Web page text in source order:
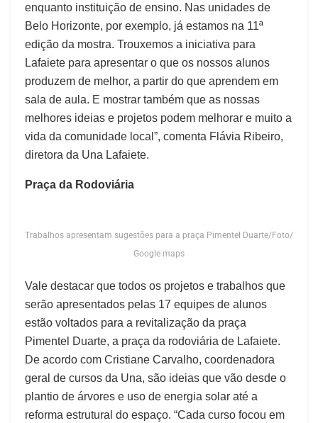
enquanto instituição de ensino. Nas unidades de
Belo Horizonte, por exemplo, já estamos na 11ª
edição da mostra. Trouxemos a iniciativa para
Lafaiete para apresentar o que os nossos alunos
produzem de melhor, a partir do que aprendem em
sala de aula. E mostrar também que as nossas
melhores ideias e projetos podem melhorar e muito a
vida da comunidade local”, comenta Flávia Ribeiro,
diretora da Una Lafaiete.
Praça da Rodoviária
Trabalhos apresentam sugestões para a praça Pimentel Duarte/Foto/
Google maps
Vale destacar que todos os projetos e trabalhos que
serão apresentados pelas 17 equipes de alunos
estão voltados para a revitalização da praça
Pimentel Duarte, a praça da rodoviária de Lafaiete.
De acordo com Cristiane Carvalho, coordenadora
geral de cursos da Una, são ideias que vão desde o
plantio de árvores e uso de energia solar até a
reforma estrutural do espaço. “Cada curso focou em